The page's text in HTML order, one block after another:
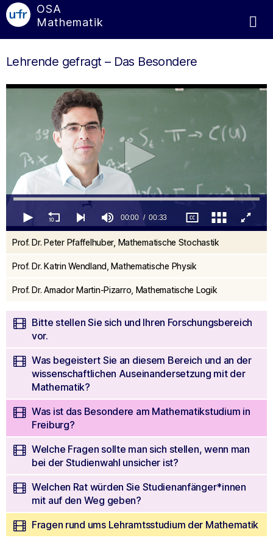
OSA
Mathematik
Lehrende gefragt – Das Besondere
seconds
of
33
00:00 00:33
Prof. Dr. Peter Pfaffelhuber, Mathematische Stochastik
Prof. Dr. Katrin Wendland, Mathematische Physik
Prof. Dr. Amador Martin-Pizarro, Mathematische Logik
Bitte stellen Sie sich und Ihren Forschungsbereich
vor.
Was begeistert Sie an diesem Bereich und an der
wissenschaftlichen Auseinandersetzung mit der
Mathematik?
Was ist das Besondere am Mathematikstudium in
Freiburg?
Welche Fragen sollte man sich stellen, wenn man
bei der Studienwahl unsicher ist?
Welchen Rat würden Sie Studienanfänger*innen
mit auf den Weg geben?
Fragen rund ums Lehramtsstudium der Mathematik